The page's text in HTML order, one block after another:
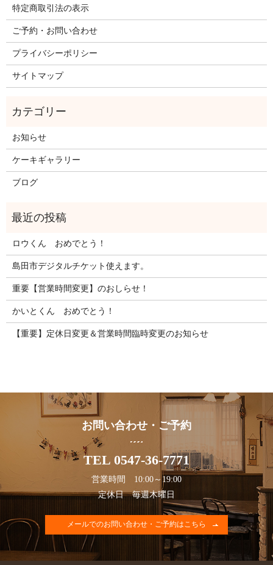
特定商取引法の表示
ご予約・お問い合わせ
プライバシーポリシー
サイトマップ
お知らせ
ケーキギャラリー
ブログ
ロウくん おめでとう！
島田市デジタルチケット使えます。
重要【営業時間変更】のおしらせ！
かいとくん おめでとう！
【重要】定休日変更＆営業時間臨時変更のお知らせ
お問い合わせ・ご予約
TEL 0547-36-7771
営業時間 10:00～19:00
定休日 毎週木曜日
メールでのお問い合わせ・ご予約はこちら